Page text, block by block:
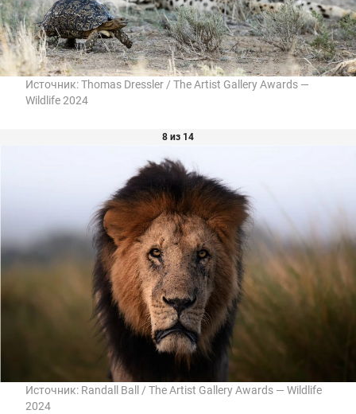
Источник:Thomas Dressler / The Artist Gallery Awards —
Wildlife 2024
8 из 14
Источник: Randall Ball / The Artist Gallery Awards — Wildlife
2024